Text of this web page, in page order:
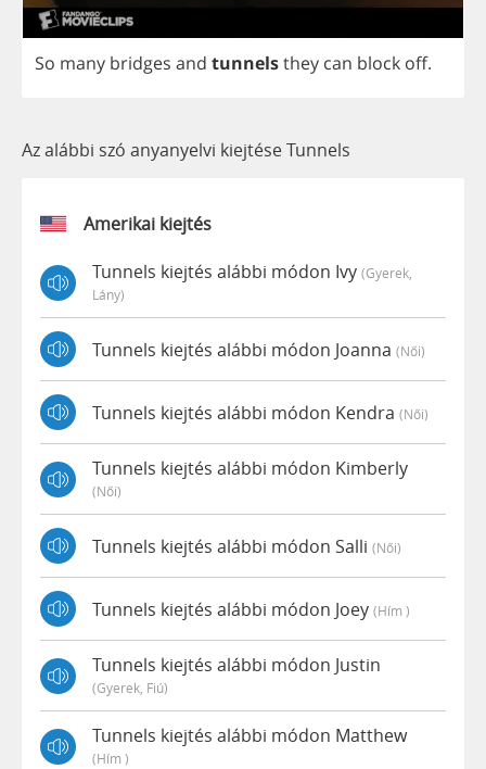
So many bridges and tunnelsthey can block off.
Az alábbi szó anyanyelvi kiejtése Tunnels
Amerikai kiejtés
Tunnels kiejtés alábbi módon Ivy (gyerek,
Lány)
Tunnels kiejtés alábbi módon Joanna (női)
Tunnels kiejtés alábbi módon Kendra (női)
Tunnels kiejtés alábbi módon Kimberly
(női)
Tunnels kiejtés alábbi módon Salli (női)
Tunnels kiejtés alábbi módon Joey (hím )
Tunnels kiejtés alábbi módon Justin
(gyerek, Fiú)
Tunnels kiejtés alábbi módon Matthew
(hím )